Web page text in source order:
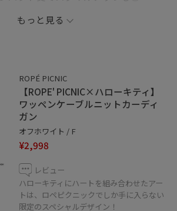
で今っぽく仕上げました！
してきれいめに着れるコーディネー
もっと見る
ROPÉ PICNIC
【ROPE' PICNIC×ハローキティ】
ワッペンケーブルニットカーディ
ガン
オフホワイト / F
¥2,998
レビュー
ハローキティにハートを組み合わせたアー
トは、ロペピクニックでしか手に入らない
限定のスペシャルデザイン！